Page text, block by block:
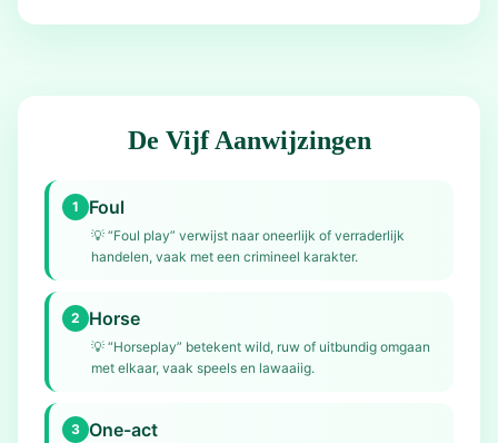
De Vijf Aanwijzingen
1 Foul
💡 “Foul play” verwijst naar oneerlijk of verraderlijk
handelen, vaak met een crimineel karakter.
2 Horse
💡 “Horseplay” betekent wild, ruw of uitbundig omgaan
met elkaar, vaak speels en lawaaiig.
3 One-act